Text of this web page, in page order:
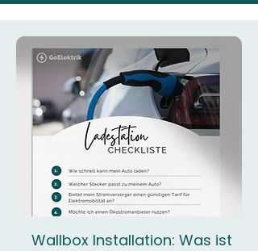
Wallbox Installation: Was ist